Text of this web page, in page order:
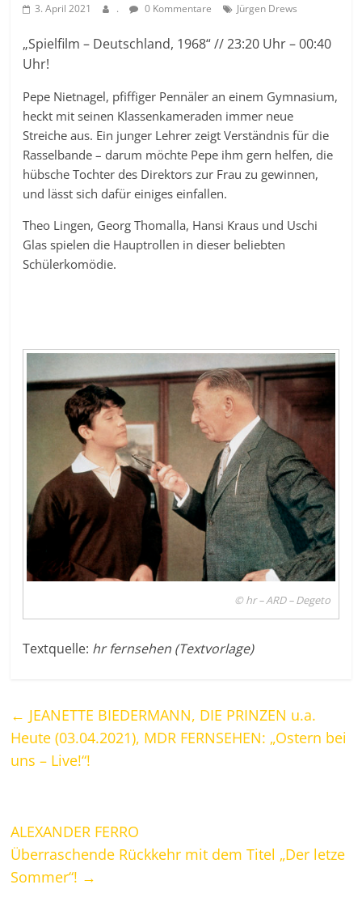
3. April 2021 . 0 Kommentare Jürgen Drews
„Spielfilm – Deutschland, 1968“ // 23:20 Uhr – 00:40
Uhr!
Pepe Nietnagel, pfiffiger Pennäler an einem Gymnasium,
heckt mit seinen Klassenkameraden immer neue
Streiche aus. Ein junger Lehrer zeigt Verständnis für die
Rasselbande – darum möchte Pepe ihm gern helfen, die
hübsche Tochter des Direktors zur Frau zu gewinnen,
und lässt sich dafür einiges einfallen.
Theo Lingen, Georg Thomalla, Hansi Kraus und Uschi
Glas spielen die Hauptrollen in dieser beliebten
Schülerkomödie.
© hr – ARD – Degeto
Textquelle: hr fernsehen (Textvorlage)
← JEANETTE BIEDERMANN, DIE PRINZEN u.a.
Heute (03.04.2021), MDR FERNSEHEN: „Ostern bei
uns – Live!“!
ALEXANDER FERRO
Überraschende Rückkehr mit dem Titel „Der letze
Sommer“! →